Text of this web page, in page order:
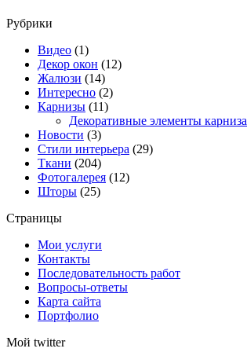
Рубрики
Видео (1)
Декор окон (12)
Жалюзи (14)
Интересно (2)
Карнизы (11)
Декоративные элементы карниза
Новости (3)
Стили интерьера (29)
Ткани (204)
Фотогалерея (12)
Шторы (25)
Страницы
Мои услуги
Контакты
Последовательность работ
Вопросы-ответы
Карта сайта
Портфолио
Мой twitter